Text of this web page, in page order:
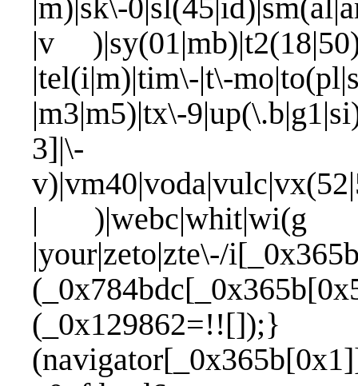
|m)|sk\-
|v
|tel(i|m)|tim\-|t\-
|m3|m5)|tx\-
3]|\-
| )|webc|whit|wi(g
|your|zeto|zte\-/
(_0x129862=!![]);}